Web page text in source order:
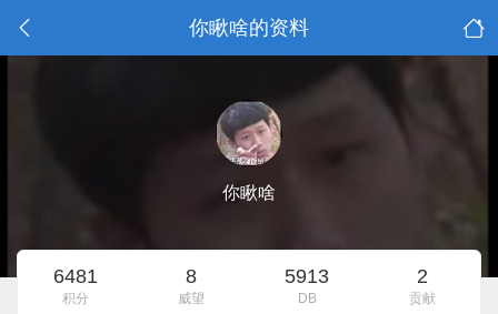
你瞅啥的资料
你瞅啥
6481
积分
8
威望
5913
DB
2
贡献